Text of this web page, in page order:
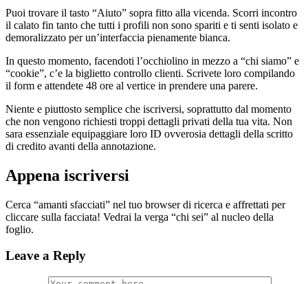
Puoi trovare il tasto “Aiuto” sopra fitto alla vicenda. Scorri incontro
il calato fin tanto che tutti i profili non sono spariti e ti senti isolato e
demoralizzato per un’interfaccia pienamente bianca.
In questo momento, facendoti l’occhiolino in mezzo a “chi siamo” e
“cookie”, c’e la biglietto controllo clienti. Scrivete loro compilando
il form e attendete 48 ore al vertice in prendere una parere.
Niente e piuttosto semplice che iscriversi, soprattutto dal momento
che non vengono richiesti troppi dettagli privati della tua vita. Non
sara essenziale equipaggiare loro ID ovverosia dettagli della scritto
di credito avanti della annotazione.
Appena iscriversi
Cerca “amanti sfacciati” nel tuo browser di ricerca e affrettati per
cliccare sulla facciata! Vedrai la verga “chi sei” al nucleo della
foglio.
Leave a Reply